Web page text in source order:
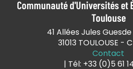
Communauté d'Universités et
Toulouse
41 Allées Jules Guesde
31013 TOULOUSE -
Contact
| Tél: +33 (0)5 61